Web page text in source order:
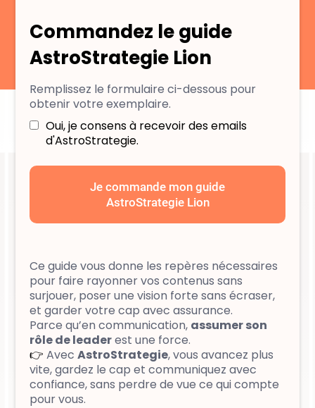
Commandez le guide
AstroStrategie Lion
Remplissez le formulaire ci-dessous pour
obtenir votre exemplaire.
Oui, je consens à recevoir des emails
d'AstroStrategie.
Je commande mon guide
AstroStrategie Lion
Ce guide vous donne les repères nécessaires
pour faire rayonner vos contenus sans
surjouer, poser une vision forte sans écraser,
et garder votre cap avec assurance.
Parce qu’en communication, assumer son
rôle de leaderest une force.
👉 Avec AstroStrategie, vous avancez plus
vite, gardez le cap et communiquez avec
confiance, sans perdre de vue ce qui compte
pour vous.